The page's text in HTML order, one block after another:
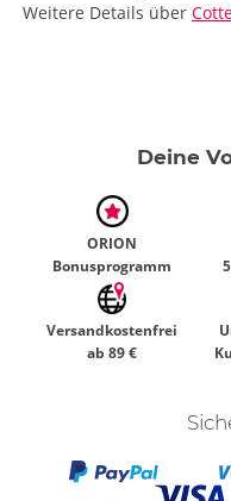
Weitere Details über
Deine
ORION
Bonusprogramm
Versandkostenfrei
ab 89 €